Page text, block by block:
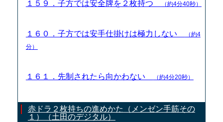
１５９．子方では安全牌を２枚持つ （約4分40秒）
１６０．子方では安手仕掛けは極力しない
（約4
分）
１６１．先制されたら向かわない （約4分20秒）
赤ドラ２枚持ちの進めかた（メンゼン手筋その
１）（土田のデジタル）